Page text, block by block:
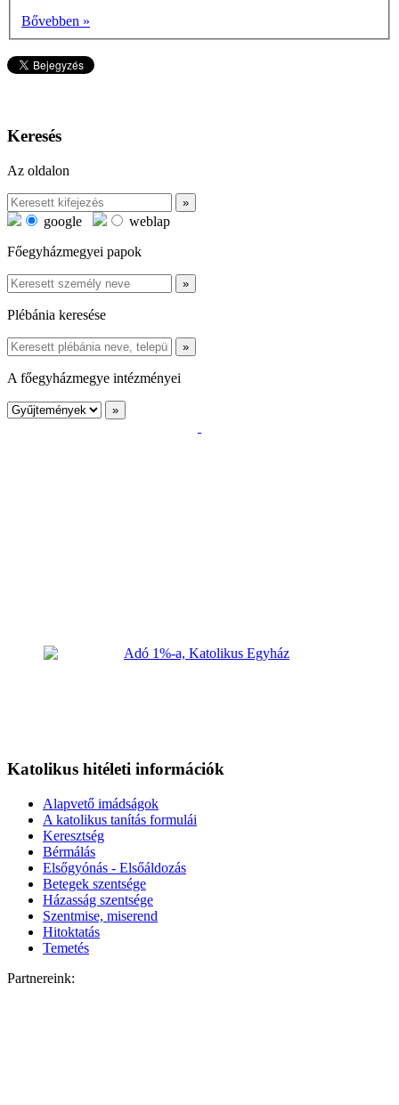
Bővebben »
Keresés
Az oldalon
google
weblap
Főegyházmegyei papok
Plébánia keresése
A főegyházmegye intézményei
Katolikus hitéleti információk
Alapvető imádságok
A katolikus tanítás formulái
Keresztség
Bérmálás
Elsőgyónás - Elsőáldozás
Betegek szentsége
Házasság szentsége
Szentmise, miserend
Hitoktatás
Temetés
Partnereink: